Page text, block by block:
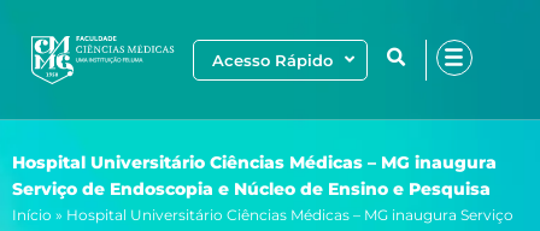
para
Acesso Rápido
Hospital Universitário Ciências Médicas – MG inaugura
Serviço de Endoscopia e Núcleo de Ensino e Pesquisa
Início » Hospital Universitário Ciências Médicas – MG inaugura Serviço